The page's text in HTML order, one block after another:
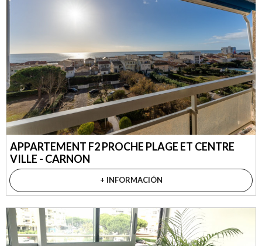
APPARTEMENT F2 PROCHE PLAGE ET CENTRE
VILLE - CARNON
+ INFORMACIÓN